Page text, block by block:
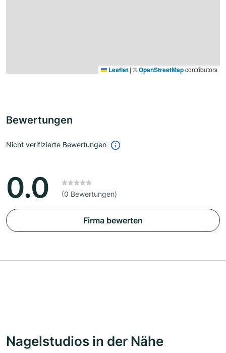
Leaflet | ©OpenStreetMapcontributors
Bewertungen
Nicht verifizierte Bewertungen
0.0 (0 Bewertungen)
Firma bewerten
Nagelstudios in der Nähe